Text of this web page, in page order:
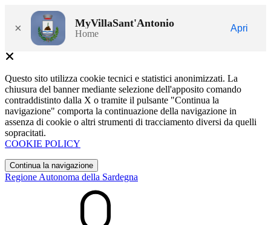
× MyVillaSant'Antonio
Home
Apri
Questo sito utilizza cookie tecnici e statistici anonimizzati. La
chiusura del banner mediante selezione dell'apposito comando
contraddistinto dalla X o tramite il pulsante "Continua la
navigazione" comporta la continuazione della navigazione in
assenza di cookie o altri strumenti di tracciamento diversi da quelli
sopracitati.
COOKIE POLICY
Continua la navigazione
Regione Autonoma della Sardegna